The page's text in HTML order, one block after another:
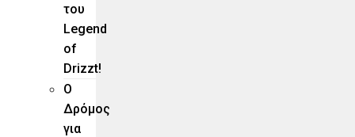
του
Legend
of
Drizzt!
O
Δρόμος
για